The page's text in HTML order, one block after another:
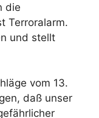
die
Terroralarm.
und stellt
vom 13.
daß unser